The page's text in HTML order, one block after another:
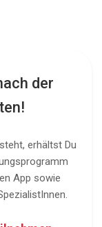
der
erhältst Du
App sowie